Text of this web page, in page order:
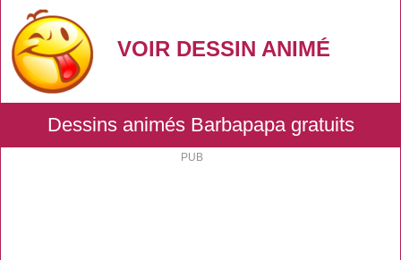
VOIR DESSIN ANIMÉ
Dessins animés Barbapapa gratuits